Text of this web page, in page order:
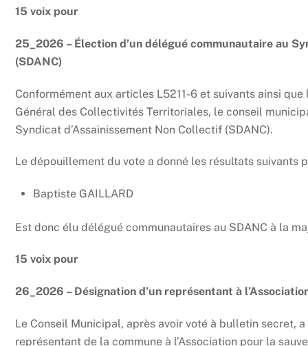
15 voix pour
25_2026 – Élection d’un délégué communautaire au
(SDANC)
Conformément aux articles L5211-6 et suivants ainsi
Général des Collectivités Territoriales, le conseil
Syndicat d’Assainissement Non Collectif (SDANC).
Le dépouillement du vote a donné les résultats suivants
Baptiste GAILLARD
Est donc élu délégué communautaires au SDANC à la
15 voix pour
26_2026 – Désignation d’un représentant à
Le Conseil Municipal, après avoir voté à bulletin secret,
représentant de la commune à l’Association pour la